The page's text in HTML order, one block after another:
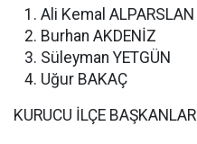
Ali Kemal ALPARSLAN
Burhan AKDENİZ
Süleyman YETGÜN
Uğur BAKAÇ
KURUCU İLÇE BAŞKANLARI